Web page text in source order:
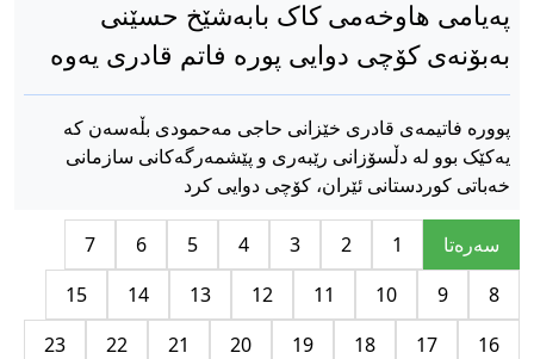
پەیامی هاوخەمی کاک بابەشێخ حسێنی
بەبۆنەی کۆچی دوایی پورە فاتم قادری یەوە
پوورە فاتیمەی قادری خێزانی حاجی مەحمودی بڵەسەن کە
یەکێک بوو لە دڵسۆزانی رێبەری و پێشمەرگەکانی سازمانی
خەباتی کوردستانی ئێران، کۆچی دوایی کرد
سه‌ره‌تا 1
2
3
4
5
6
7
8
9
10
11
12
13
14
15
16
17
18
19
20
21
22
23